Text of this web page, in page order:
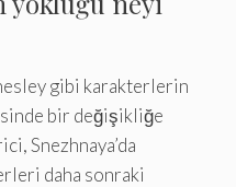
gibi karakterlerin
bir değişikliğe
Snezhnaya’da
daha sonraki